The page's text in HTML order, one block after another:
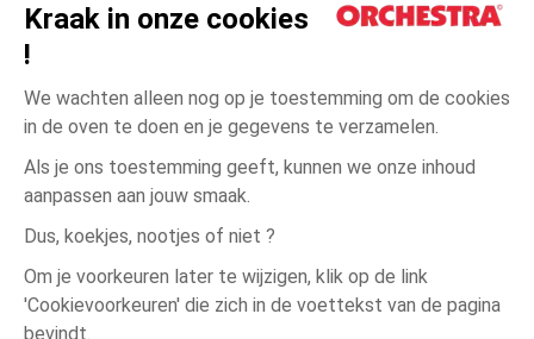
Kraak in onze cookies
!
We wachten alleen nog op je toestemming om de cookies
in de oven te doen en je gegevens te verzamelen.
Als je ons toestemming geeft, kunnen we onze inhoud
aanpassen aan jouw smaak.
Dus, koekjes, nootjes of niet ?
Om je voorkeuren later te wijzigen, klik op de link
'Cookievoorkeuren' die zich in de voettekst van de pagina
bevindt.
Groen Groen
8
Algemene verkoopsvoorwaarden
Wettelijke bepalingen
Persoonsgegevens